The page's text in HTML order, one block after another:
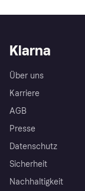
Klarna
Über uns
Karriere
AGB
Presse
Datenschutz
Sicherheit
Nachhaltigkeit